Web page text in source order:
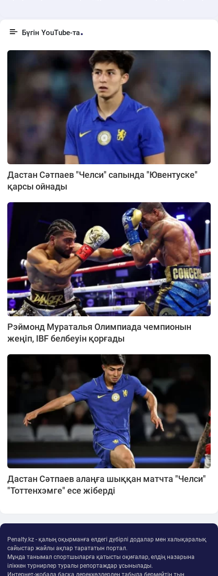
Бүгін YouTube-та
Дастан Сәтпаев "Челси" сапында "Ювентуске"
қарсы ойнады
Рэймонд Мураталья Олимпиада чемпионын
жеңіп, IBF белбеуін қорғады
Дастан Сәтпаев алаңға шыққан матчта "Челси"
"Тоттенхэмге" есе жіберді
Penalty.kz - қалың оқырманға елдегі дүбірлі додалар мен халықаралық
сайыстар жайлы ақпар тарататын портал.
Мұнда танымал спортшыларға қатысты оқиғалар, елдің назарына
іліккен турнирлер туралы репортаждар ұсынылады.